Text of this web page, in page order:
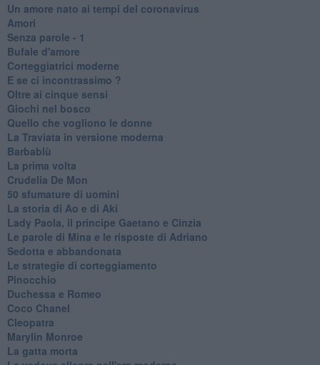
Un amore nato ai tempi del coronavirus
Amori
Senza parole - 1
Bufale d'amore
Corteggiatrici moderne
E se ci incontrassimo ?
Oltre ai cinque sensi
Giochi nel bosco
Quello che vogliono le donne
La Traviata in versione moderna
Barbablù
La prima volta
Crudelia De Mon
50 sfumature di uomini
La storia di Ao e di Aki
Lady Paola, il principe Gaetano e Cinzia
Le parole di Mina e le risposte di Adriano
Sedotta e abbandonata
Le strategie di corteggiamento
Pinocchio
Duchessa e Romeo
Coco Chanel
Cleopatra
Marylin Monroe
La gatta morta